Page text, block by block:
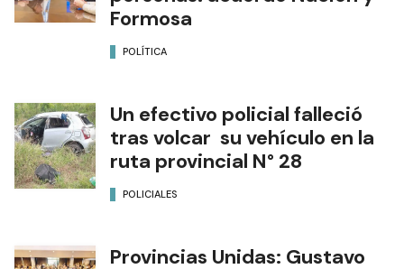
Formosa
POLÍTICA
Un efectivo policial falleció
tras volcar su vehículo en la
ruta provincial N° 28
POLICIALES
Provincias Unidas: Gustavo